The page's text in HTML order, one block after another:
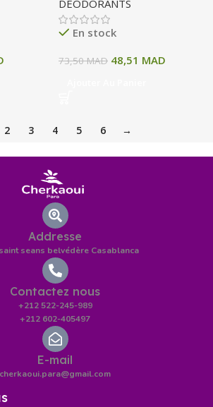
EFFICACITE 24H 200ML
DEODORANTS
En stock
73,50MAD 48,51 MAD
2 3 4 5 6 →
Addresse
seans belvédère Casablanca
Contactez nous
+212 522-245-989
+212 602-405497
E-mail
cherkaoui.para@gmail.com